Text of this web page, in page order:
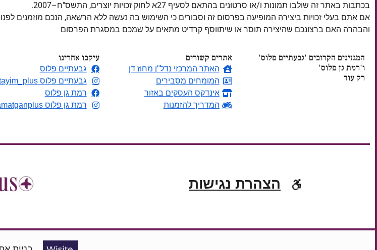
בכתבות באתר זה שולבו תמונות ו/או סרטונים בהתאם לסעיף 27א לחוק זכויות יוצרים, התשס"ח–2007.
אם אתם בעלי זכויות ביצירה המופיעה בפרסום זה וסבורים כי השימוש בה נעשה ללא הרשאה, הנכם מוזמנים
והבהרה האם ברצונכם שהיצירה תוסר או שיתווסף קרדיט מתאים על שמכם במסגרת הפרסום
המגזינים הקרובים 'גבעתיים פלוס'
ו'רמת גן פלוס'
רק עוד
אתרים קשורים
האתר המרכזי נדל"ן מחוז דן
המומחים מסבירים
אינדקס העסקים באזור
המדריך להזמנות
עיקבו אחרינו
גבעתיים פלוס
גבעתיים פלוס givatayim_plus
רמת גן פלוס
רמת גן פלוס ramatganplus
הצהרת נגישות